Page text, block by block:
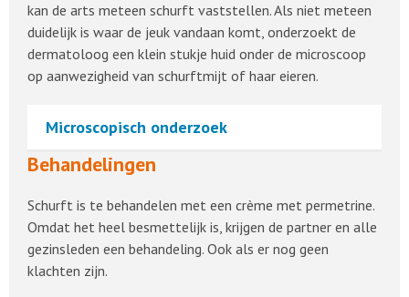
kan de arts meteen schurft vaststellen. Als niet meteen
duidelijk is waar de jeuk vandaan komt, onderzoekt de
dermatoloog een klein stukje huid onder de microscoop
op aanwezigheid van schurftmijt of haar eieren.
Microscopisch onderzoek
Behandelingen
Schurft is te behandelen met een crème met permetrine.
Omdat het heel besmettelijk is, krijgen de partner en alle
gezinsleden een behandeling. Ook als er nog geen
klachten zijn.